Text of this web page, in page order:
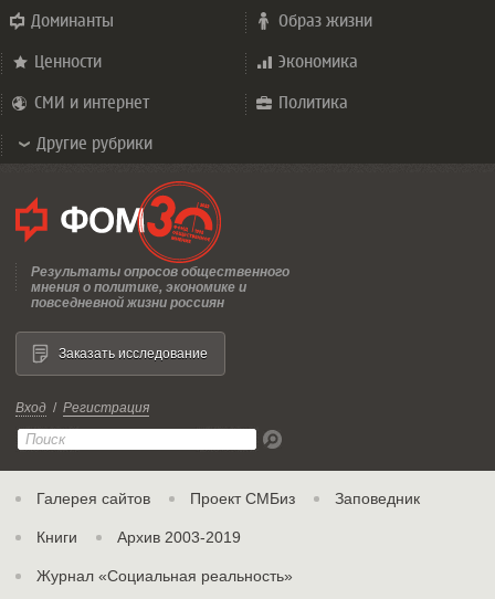
Доминанты Образ жизни
Ценности Экономика
СМИ и интернет Политика
Другие рубрики
Результаты опросов общественного
мнения о политике, экономике и
повседневной жизни россиян
Вход / Регистрация
Галерея сайтов Проект СМБиз Заповедник
Книги Архив 2003-2019
Журнал «Социальная реальность»
Заказать исследование